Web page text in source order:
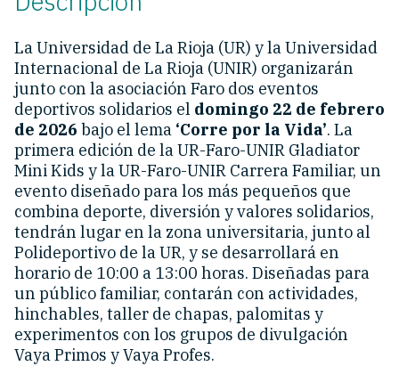
La Universidad de La Rioja (UR) y la Universidad
Internacional de La Rioja (UNIR) organizarán
junto con la asociación Faro dos eventos
deportivos solidarios el domingo 22 de febrero
de 2026 bajo el lema ‘Corre por la Vida’. La
primera edición de la UR-Faro-UNIR Gladiator
Mini Kids y la UR-Faro-UNIR Carrera Familiar, un
evento diseñado para los más pequeños que
combina deporte, diversión y valores solidarios,
tendrán lugar en la zona universitaria, junto al
Polideportivo de la UR, y se desarrollará en
horario de 10:00 a 13:00 horas. Diseñadas para
un público familiar, contarán con actividades,
hinchables, taller de chapas, palomitas y
experimentos con los grupos de divulgación
Vaya Primos y Vaya Profes.